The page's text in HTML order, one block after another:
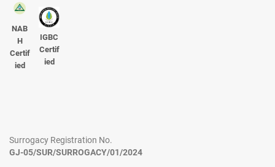
NAB
H
Certif
ied
IGBC
Certif
ied
Surrogacy Registration No.
GJ-05/SUR/SURROGACY/01/2024